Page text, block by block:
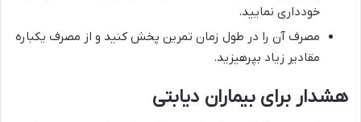
خودداری نمایید.
مصرف آن را در طول زمان تمرین پخش کنید و از مصرف یکباره
مقادیر زیاد بپرهیزید.
هشدار برای بیماران دیابتی